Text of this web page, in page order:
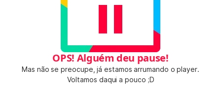
OPS! Alguém deu pause!
Mas não se preocupe, já estamos arrumando o player.
Voltamos daqui a pouco ;D